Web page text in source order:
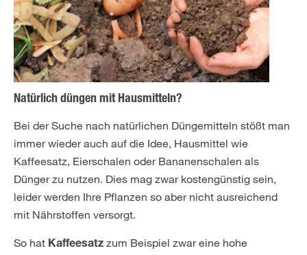
Natürlich düngen mit Hausmitteln?
Bei der Suche nach natürlichen Düngemitteln stößt man
immer wieder auch auf die Idee, Hausmittel wie
Kaffeesatz, Eierschalen oder Bananenschalen als
Dünger zu nutzen. Dies mag zwar kostengünstig sein,
leider werden Ihre Pflanzen so aber nicht ausreichend
mit Nährstoffen versorgt.
So hat Kaffeesatz zum Beispiel zwar eine hohe